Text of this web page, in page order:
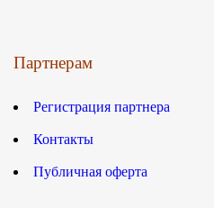
Партнерам
Регистрация партнера
Контакты
Публичная оферта